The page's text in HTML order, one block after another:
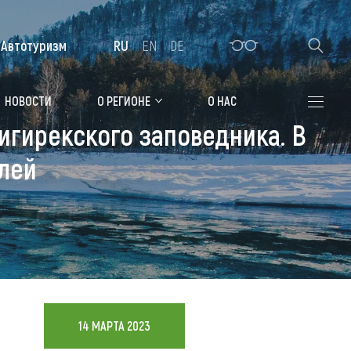
Алтайская зимовка
Где остановиться
Санатории
Гостиницы, отели
Коттеджи, базы
Сельские усадьбы
Мотели, придорожные отели
НОВОСТИ О РЕГИОНЕ О НАС
Автотуризм RU EN DE
заповедника. В
14 МАРТА 2023